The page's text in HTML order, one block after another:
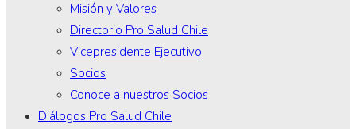
Misión y Valores
Directorio Pro Salud Chile
Vicepresidente Ejecutivo
Socios
Conoce a nuestros Socios
Diálogos Pro Salud Chile